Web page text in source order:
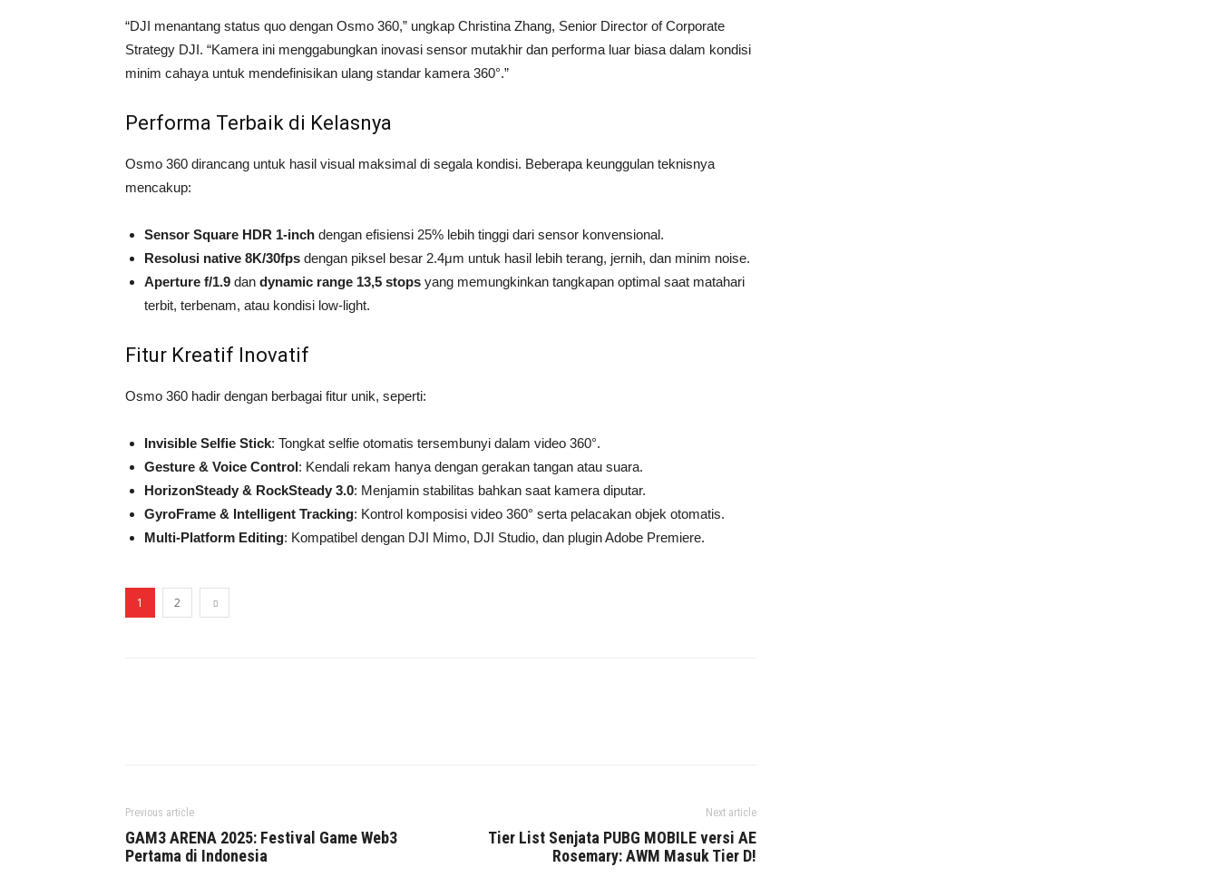
“DJI menantang status quo dengan Osmo 360,” ungkap Christina Zhang, Senior Director of Corporate
Strategy DJI. “Kamera ini menggabungkan inovasi sensor mutakhir dan performa luar biasa dalam kondisi
minim cahaya untuk mendefinisikan ulang standar kamera 360°.”
Performa Terbaik di Kelasnya
Osmo 360 dirancang untuk hasil visual maksimal di segala kondisi. Beberapa keunggulan teknisnya
mencakup:
Sensor Square HDR 1-inch dengan efisiensi 25% lebih tinggi dari sensor konvensional.
Resolusi native 8K/30fps dengan piksel besar 2.4μm untuk hasil lebih terang, jernih, dan minim noise.
Aperture f/1.9 dan dynamic range 13,5 stops yang memungkinkan tangkapan optimal saat matahari
terbit, terbenam, atau kondisi low-light.
Fitur Kreatif Inovatif
Osmo 360 hadir dengan berbagai fitur unik, seperti:
Invisible Selfie Stick: Tongkat selfie otomatis tersembunyi dalam video 360°.
Gesture & Voice Control: Kendali rekam hanya dengan gerakan tangan atau suara.
HorizonSteady & RockSteady 3.0: Menjamin stabilitas bahkan saat kamera diputar.
GyroFrame & Intelligent Tracking: Kontrol komposisi video 360° serta pelacakan objek otomatis.
Multi-Platform Editing: Kompatibel dengan DJI Mimo, DJI Studio, dan plugin Adobe Premiere.
1 2
Previous article
GAM3 ARENA 2025: Festival Game Web3
Pertama di Indonesia
Next article
Tier List Senjata PUBG MOBILE versi AE
Rosemary: AWM Masuk Tier D!